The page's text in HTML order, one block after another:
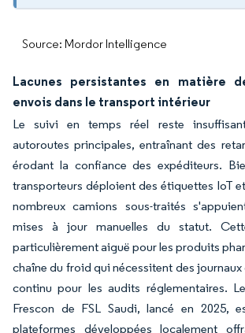
Source: Mordor Intelligence
Lacunes persistantes en matière
envois dans le transport intérieur
Le suivi en temps réel reste
autoroutes principales, entraînant des
érodant la confiance des expéditeurs.
transporteurs déploient des étiquettes IoT
nombreux camions sous-traités
mises à jour manuelles du statut.
particulièrement aiguë pour les produits
chaîne du froid qui nécessitent des
continu pour les audits réglementaires.
Frescon de FSL Saudi, lancé en 2025,
plateformes développées localement